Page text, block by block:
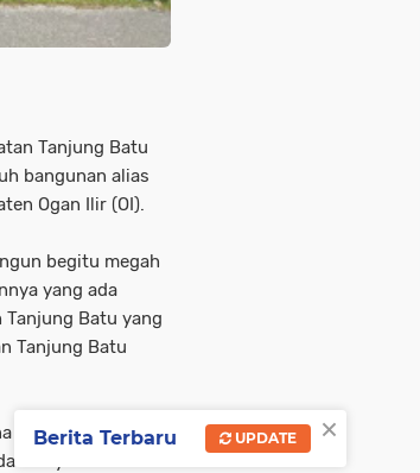
Tanjung Batu
bangunan alias
Ogan Ilir (OI).
begitu megah
yang ada
Batu yang
Tanjung Batu
di kantor lurah
masyarakat
×
Berita Terbaru UPDATE